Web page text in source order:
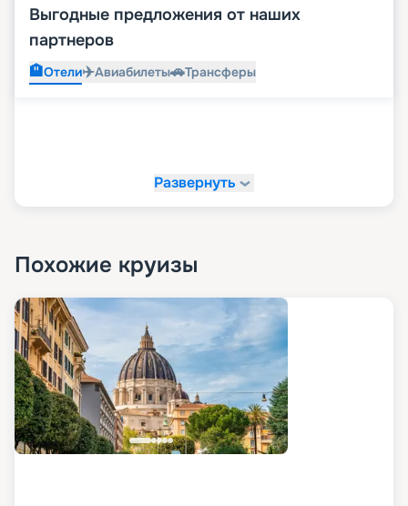
Выгодные предложения от наших
партнеров
🏨Отели✈️Авиабилеты🚗Трансферы
Развернуть
Похожие круизы